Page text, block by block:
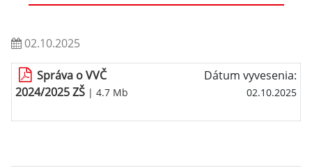
02.10.2025
Správa o VVČ
2024/2025 ZŠ | 4.7 Mb
Dátum vyvesenia:
02.10.2025